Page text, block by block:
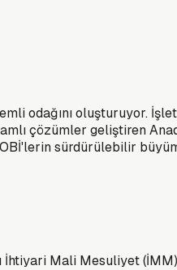
odağını oluşturuyor.
çözümler geliştiren
sürdürülebilir
Mali Mesuliyet (İMM)